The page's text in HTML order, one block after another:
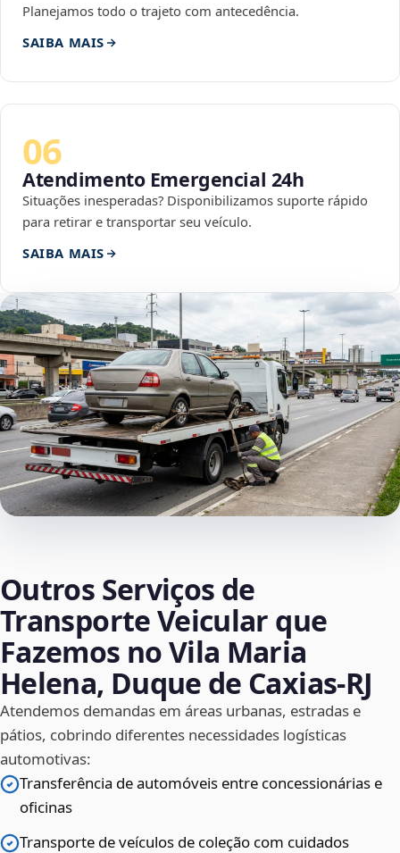
Planejamos todo o trajeto com antecedência.
SAIBA MAIS
06
Atendimento Emergencial 24h
Situações inesperadas? Disponibilizamos suporte rápido
para retirar e transportar seu veículo.
SAIBA MAIS
Outros Serviços de
Transporte Veicular que
Fazemos no Vila Maria
Helena, Duque de Caxias‑RJ
Atendemos demandas em áreas urbanas, estradas e
pátios, cobrindo diferentes necessidades logísticas
automotivas:
Transferência de automóveis entre concessionárias e
oficinas
Transporte de veículos de coleção com cuidados